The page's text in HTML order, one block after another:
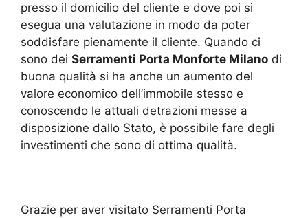
presso il domicilio del cliente e dove poi si
esegua una valutazione in modo da poter
soddisfare pienamente il cliente. Quando ci
sono dei Serramenti Porta Monforte Milano di
buona qualità si ha anche un aumento del
valore economico dell’immobile stesso e
conoscendo le attuali detrazioni messe a
disposizione dallo Stato, è possibile fare degli
investimenti che sono di ottima qualità.
Grazie per aver visitato Serramenti Porta